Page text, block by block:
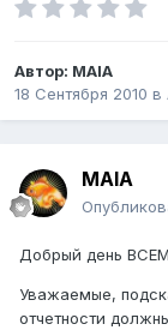
Автор: MAIA
18 Сентября 2010 в
MAIA
Добрый день
Уважаемые,
отчетности